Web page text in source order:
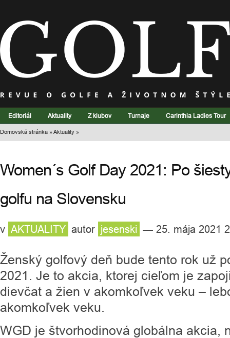
Editoriál Aktuality Z klubov Turnaje Carinthia Ladies Tour
Domovská stránka »Aktuality »
Women´s Golf Day 2021: Po
golfu na Slovensku
v AKTUALITY autor jesenski — 25. mája 2021
Ženský golfový deň bude tento rok už
2021. Je to akcia, ktorej cieľom je
dievčat a žien v akomkoľvek veku –
akomkoľvek veku.
WGD je štvorhodinová globálna akcia,